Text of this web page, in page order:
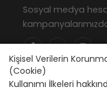
Sosyal medya
Kişisel Verilerin
(Cookie)
Kullanımı İlkeleri